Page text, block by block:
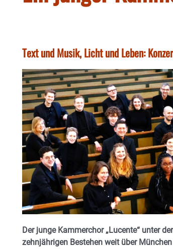
Text und Musik, Licht und Leben:
Der junge Kammerchor „Lucente“ unter
zehnjährigen Bestehen weit über